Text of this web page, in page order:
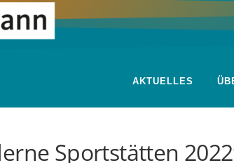
AKTUELLES
Sportstätten